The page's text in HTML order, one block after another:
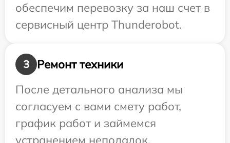
обеспечим перевозку за наш счет в
сервисный центр Thunderobot.
3
Ремонт техники
После детального анализа мы
согласуем с вами смету работ,
график работ и займемся
устранением неполадок.